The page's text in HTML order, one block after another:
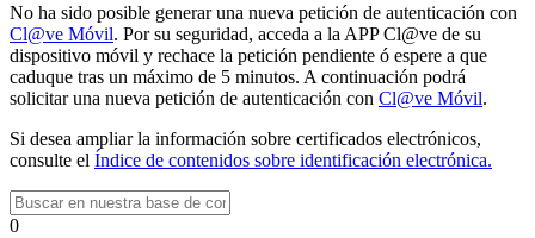
No ha sido posible generar una nueva petición de autenticación con
Cl@ve Móvil. Por su seguridad, acceda a la APP Cl@ve de su
dispositivo móvil y rechace la petición pendiente ó espere a que
caduque tras un máximo de 5 minutos. A continuación podrá
solicitar una nueva petición de autenticación con Cl@ve Móvil.
Si desea ampliar la información sobre certificados electrónicos,
consulte el Índice de contenidos sobre identificación electrónica.
0